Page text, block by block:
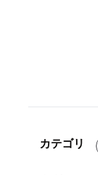
カテゴリ